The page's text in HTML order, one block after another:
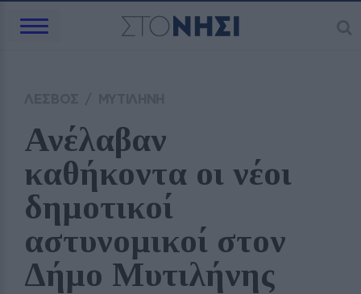
Ανέλαβαν
καθήκοντα οι νέοι
δημοτικοί
αστυνομικοί στον
Δήμο Μυτιλήνης